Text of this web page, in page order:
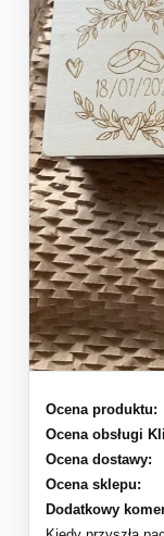
Ocena produktu:
Ocena obsługi
Ocena dostawy:
Ocena sklepu:
Dodatkowy